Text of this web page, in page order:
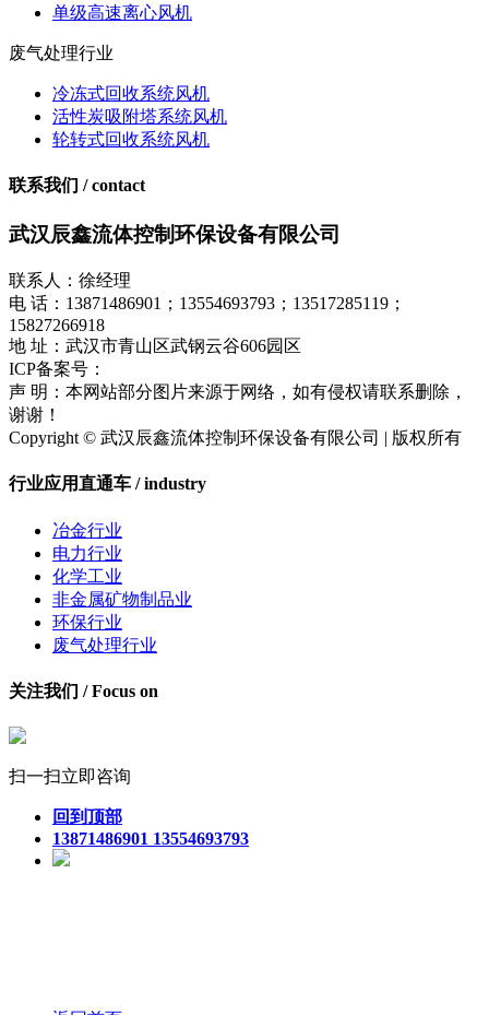
单级高速离心风机
废气处理行业
冷冻式回收系统风机
活性炭吸附塔系统风机
轮转式回收系统风机
联系我们 / contact
武汉辰鑫流体控制环保设备有限公司
联系人：徐经理
电 话：13871486901；13554693793；13517285119；
15827266918
地 址：武汉市青山区武钢云谷606园区
ICP备案号：
声 明：本网站部分图片来源于网络，如有侵权请联系删除，
谢谢！
Copyright © 武汉辰鑫流体控制环保设备有限公司 | 版权所有
行业应用直通车 / industry
冶金行业
电力行业
化学工业
非金属矿物制品业
环保行业
废气处理行业
关注我们 / Focus on
扫一扫立即咨询
回到顶部
13871486901 13554693793